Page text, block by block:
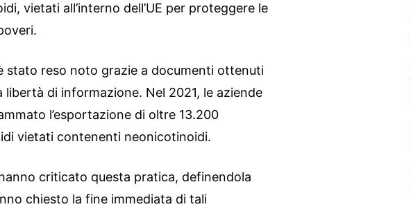
vietati all’interno dell’UE per proteggere le
stato reso noto grazie a documenti ottenuti
libertà di informazione. Nel 2021, le aziende
l’esportazione di oltre 13.200
vietati contenenti neonicotinoidi.
criticato questa pratica, definendola
chiesto la fine immediata di tali